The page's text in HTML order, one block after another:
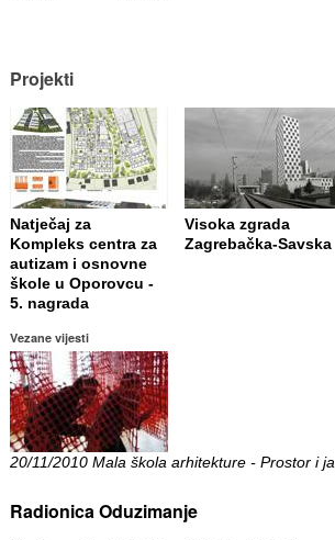
Projekti
Natječaj za
Kompleks centra za
autizam i osnovne
škole u Oporovcu -
5. nagrada
Visoka zgrada
Zagrebačka-Savska
Vezane vijesti
20/11/2010 Mala škola arhitekture - Prostor i ja
Radionica Oduzimanje